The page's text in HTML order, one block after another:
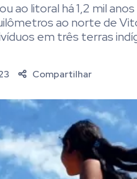
ao litoral há 1,2 mil
ao norte de
em três terras
Compartilhar